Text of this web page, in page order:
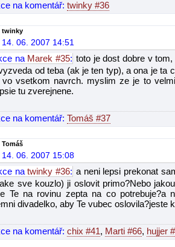
na komentář: twinky #36
twinky
14. 06. 2007 14:51
na Marek #35: toto je dost dobre v
od teba (ak je ten typ), a ona je ta
vo vsetkom navrch. myslim ze je to
tu zverejnene.
na komentář: Tomáš #37
Tomáš
14. 06. 2007 15:08
natwinky #36: a neni lepsi prekonat
sve kouzlo) ji oslovit primo?Nebo
Te na rovinu zepta na co potrebuje?a
divadelko, aby Te vubec
na komentář: chix #41, Marti #66, hujjer